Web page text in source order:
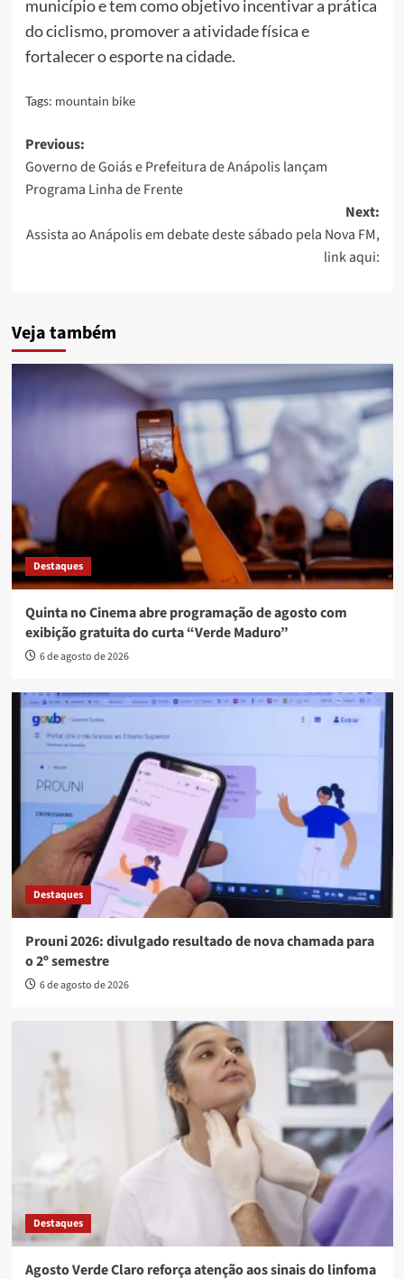
município e tem como objetivo incentivar a prática
do ciclismo, promover a atividade física e
fortalecer o esporte na cidade.
Tags: mountain bike
Post
navigation
Previous:
Governo de Goiás e Prefeitura de Anápolis lançam
Programa Linha de Frente
Next:
Assista ao Anápolis em debate deste sábado pela Nova FM,
link aqui:
Veja também
Destaques
Quinta no Cinema abre programação de agosto com
exibição gratuita do curta “Verde Maduro”
6 de agosto de 2026
Destaques
Prouni 2026: divulgado resultado de nova chamada para
o 2º semestre
6 de agosto de 2026
Destaques
Agosto Verde Claro reforça atenção aos sinais do linfoma